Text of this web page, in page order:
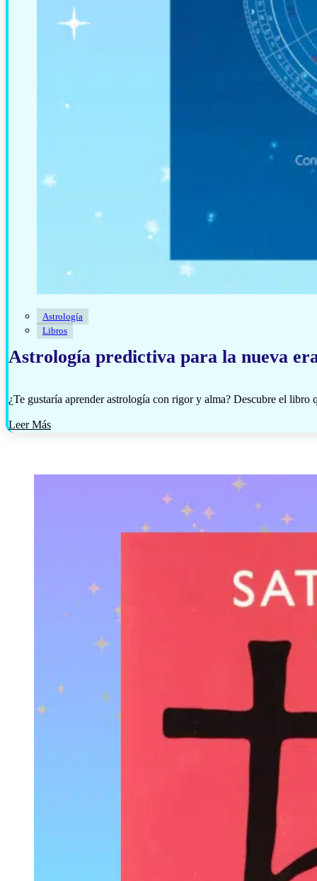
Astrología
Libros
Astrología predictiva para la nueva
¿Te gustaría aprender astrología con rigor y alma? Descubre el
Leer Más